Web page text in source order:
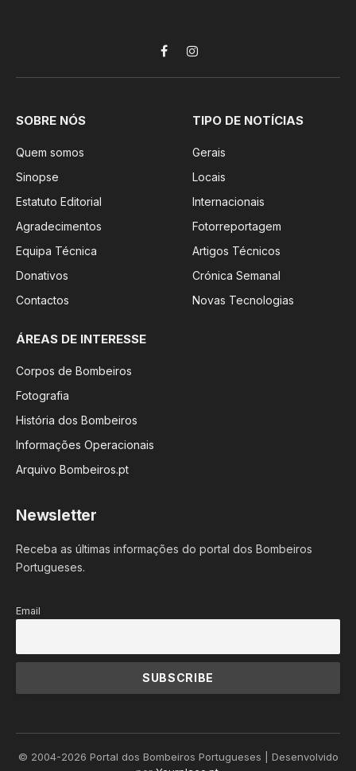
FacebookInstagram
SOBRE NÓS
Quem somos
Sinopse
Estatuto Editorial
Agradecimentos
Equipa Técnica
Donativos
Contactos
TIPO DE NOTÍCIAS
Gerais
Locais
Internacionais
Fotorreportagem
Artigos Técnicos
Crónica Semanal
Novas Tecnologias
ÁREAS DE INTERESSE
Corpos de Bombeiros
Fotografia
História dos Bombeiros
Informações Operacionais
Arquivo Bombeiros.pt
Newsletter
Receba as últimas informações do portal dos Bombeiros
Portugueses.
Email
© 2004-2026 Portal dos Bombeiros Portugueses | Desenvolvido